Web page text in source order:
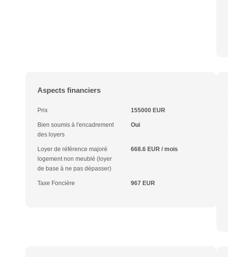
Aspects financiers
Prix 155000 EUR
Bien soumis à l'encadrement
des loyers
Oui
Loyer de référence majoré
logement non meublé (loyer
de base à ne pas dépasser)
668.6 EUR / mois
Taxe Foncière 967 EUR